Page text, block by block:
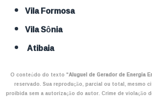
Vila Formosa
Vila Sônia
Atibaia
O conteúdo do texto "Aluguel de Gerador de Energia
reservado. Sua reprodução, parcial ou total, mesmo
proibida sem a autorização do autor. Crime de violação